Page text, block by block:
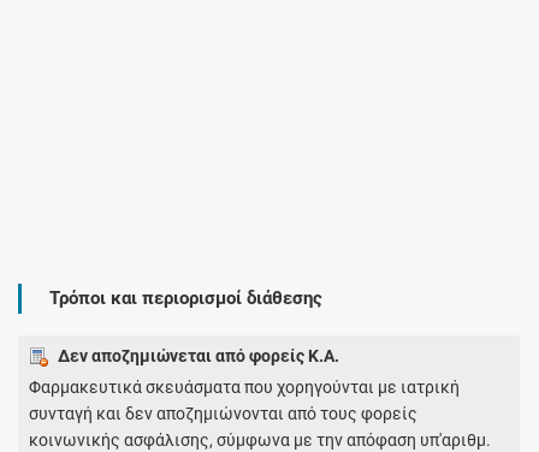
Τρόποι και περιορισμοί διάθεσης
Δεν αποζημιώνεται από φορείς Κ.Α.
Φαρμακευτικά σκευάσματα που χορηγούνται με ιατρική
συνταγή και δεν αποζημιώνονται από τους φορείς
κοινωνικής ασφάλισης, σύμφωνα με την απόφαση υπ'αριθμ.